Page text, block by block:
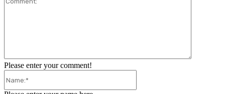
Please enter your comment!